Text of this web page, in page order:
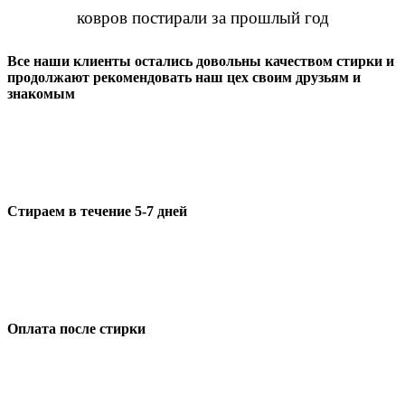
ковров постирали за прошлый год
Все наши клиенты остались довольны качеством стирки и
продолжают рекомендовать наш цех своим друзьям и
знакомым
Стираем в течение 5-7 дней
Оплата после стирки